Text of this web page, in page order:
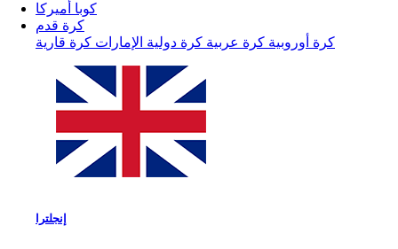
كوبا أميركا
كرة قدم
كرة أوروبية كرة عربية كرة دولية الإمارات كرة قارية
إنجلترا